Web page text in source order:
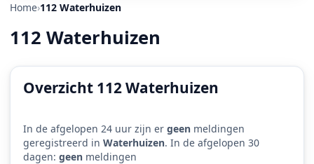
Home 112 Waterhuizen
112 Waterhuizen
Overzicht 112 Waterhuizen
In de afgelopen 24 uur zijn er geen meldingen
geregistreerd in Waterhuizen. In de afgelopen 30
dagen: geen meldingen